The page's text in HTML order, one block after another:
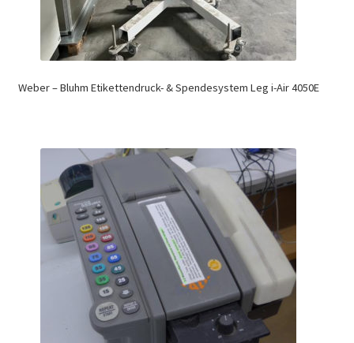
Weber – Bluhm Etikettendruck- & Spendesystem Leg i-Air 4050E